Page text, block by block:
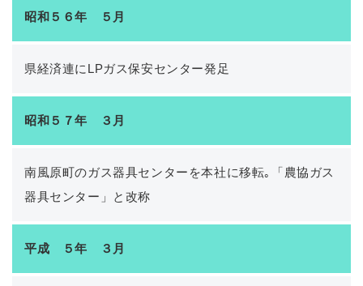
昭和５６年 ５月
県経済連にLPガス保安センター発足
昭和５７年 ３月
南風原町のガス器具センターを本社に移転｡「農協ガス
器具センター」と改称
平成 ５年 ３月